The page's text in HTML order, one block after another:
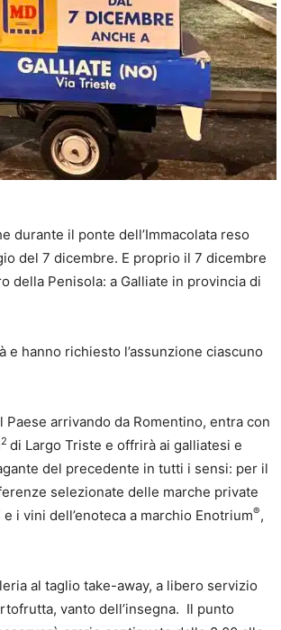
durante il ponte dell’Immacolata reso
del 7 dicembre. E proprio il 7 dicembre
della Penisola: a Galliate in provincia di
hanno richiesto l’assunzione ciascuno
arrivando da Romentino, entra con
2 di Largo Triste e offrirà ai galliatesi e
del precedente in tutti i sensi: per il
selezionate delle marche private
e i vini dell’enoteca a marchio Enotrium®,
al taglio take-away, a libero servizio
vanto dell’insegna. Il punto